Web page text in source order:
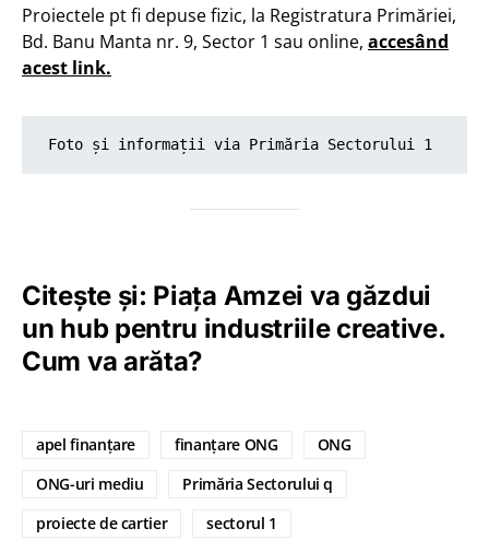
Proiectele pt fi depuse fizic, la Registratura Primăriei,
Bd. Banu Manta nr. 9, Sector 1 sau online, accesând
acest link.
Foto și informații via Primăria Sectorului 1
Citește și: Piața Amzei va găzdui
un hub pentru industriile creative.
Cum va arăta?
apel finanțare finanțare ONG
ONG
ONG-uri mediu
Primăria Sectorului q
proiecte de cartier
sectorul 1